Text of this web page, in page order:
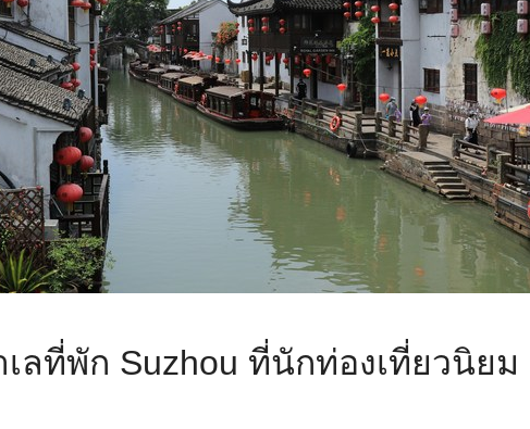
ลที่พัก Suzhou ที่นักท่องเที่ยวนิยม